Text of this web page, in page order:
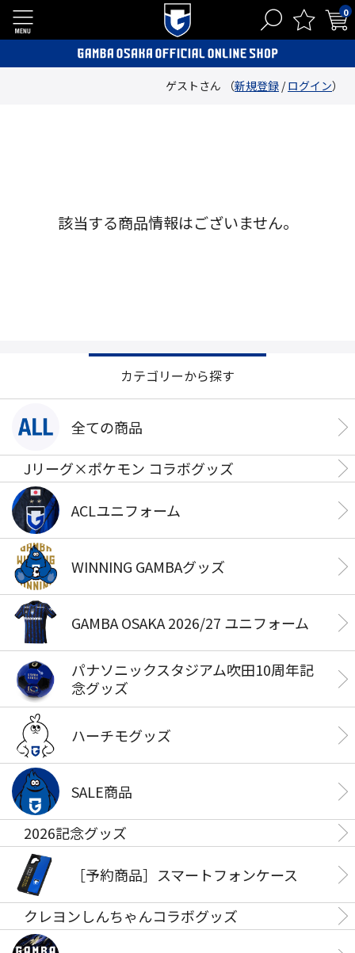
0
ゲストさん （新規登録 /ログイン）
該当する商品情報はございません。
カテゴリーから探す
全ての商品
Jリーグ×ポケモン コラボグッズ
ACLユニフォーム
WINNING GAMBAグッズ
GAMBA OSAKA 2026/27 ユニフォーム
パナソニックスタジアム吹田10周年記
念グッズ
ハーチモグッズ
SALE商品
2026記念グッズ
［予約商品］スマートフォンケース
クレヨンしんちゃんコラボグッズ